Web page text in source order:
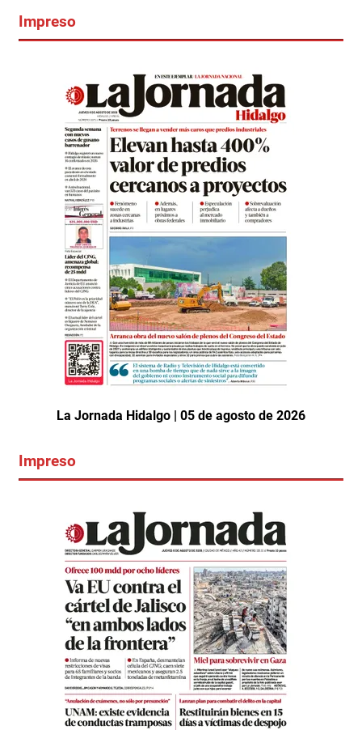
Impreso
La Jornada Hidalgo | 05 de agosto de 2026
Impreso